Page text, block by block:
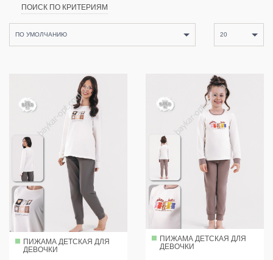
ПОИСК ПО КРИТЕРИЯМ
ПО УМОЛЧАНИЮ 20
ПИЖАМА ДЕТСКАЯ ДЛЯ
ДЕВОЧКИ
ПИЖАМА ДЕТСКАЯ ДЛЯ
ДЕВОЧКИ